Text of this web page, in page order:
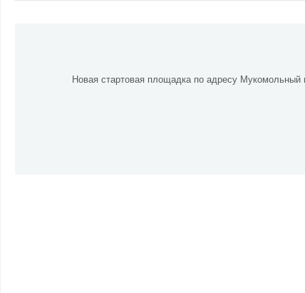
Новая стартовая площадка по адресу